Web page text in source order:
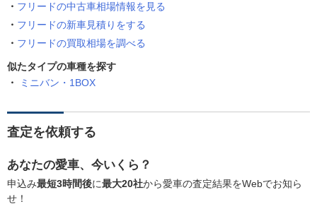
フリードの中古車相場情報を見る
フリードの新車見積りをする
フリードの買取相場を調べる
似たタイプの車種を探す
ミニバン・1BOX
査定を依頼する
あなたの愛車、今いくら？
申込み最短3時間後に最大20社から愛車の査定結果をWebでお知ら
せ！